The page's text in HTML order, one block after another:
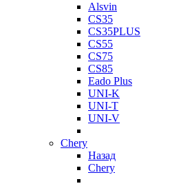
Alsvin
CS35
CS35PLUS
CS55
CS75
CS85
Eado Plus
UNI-K
UNI-T
UNI-V
Chery
Назад
Chery